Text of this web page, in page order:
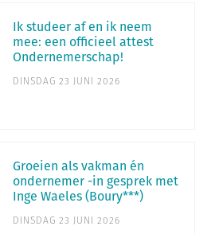
Ik studeer af en ik neem
mee: een officieel attest
Ondernemerschap!
DINSDAG 23 JUNI 2026
Groeien als vakman én
ondernemer -in gesprek met
Inge Waeles (Boury***)
DINSDAG 23 JUNI 2026